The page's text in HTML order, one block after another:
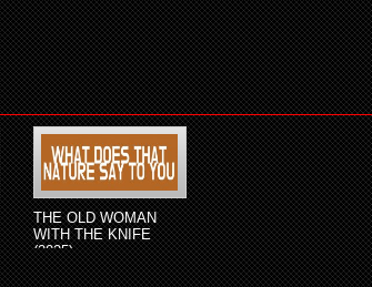
THE OLD WOMAN
WITH THE KNIFE
(2025)
byAsian-Network